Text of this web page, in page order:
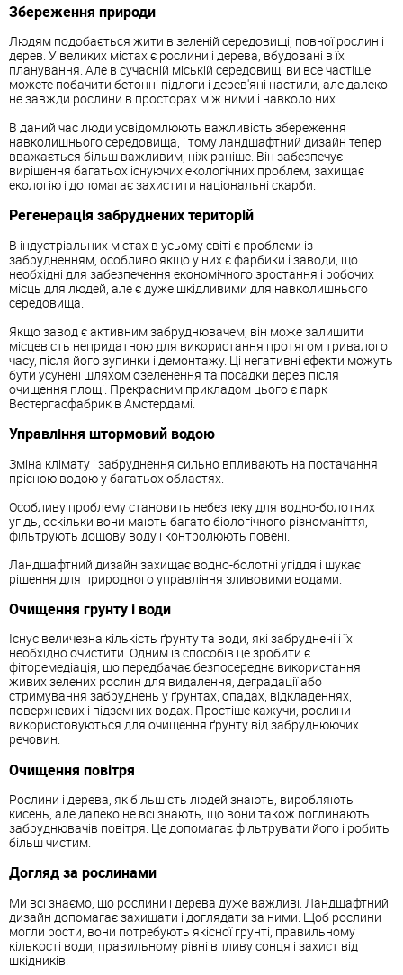
Збереження природи
Людям подобається жити в зеленій середовищі, повної рослин і
дерев. У великих містах є рослини і дерева, вбудовані в їх
планування. Але в сучасній міській середовищі ви все частіше
можете побачити бетонні підлоги і дерев'яні настили, але далеко
не завжди рослини в просторах між ними і навколо них.
В даний час люди усвідомлюють важливість збереження
навколишнього середовища, і тому ландшафтний дизайн тепер
вважається більш важливим, ніж раніше. Він забезпечує
вирішення багатьох існуючих екологічних проблем, захищає
екологію і допомагає захистити національні скарби.
Регенерація забруднених територій
В індустріальних містах в усьому світі є проблеми із
забрудненням, особливо якщо у них є фарбики і заводи, що
необхідні для забезпечення економічного зростання і робочих
місць для людей, але є дуже шкідливими для навколишнього
середовища.
Якщо завод є активним забруднювачем, він може залишити
місцевість непридатною для використання протягом тривалого
часу, після його зупинки і демонтажу. Ці негативні ефекти можуть
бути усунені шляхом озеленення та посадки дерев після
очищення площі. Прекрасним прикладом цього є парк
Вестергасфабрик в Амстердамі.
Управління штормовий водою
Зміна клімату і забруднення сильно впливають на постачання
прісною водою у багатьох областях.
Особливу проблему становить небезпеку для водно-болотних
угідь, оскільки вони мають багато біологічного різноманіття,
фільтрують дощову воду і контролюють повені.
Ландшафтний дизайн захищає водно-болотні угіддя і шукає
рішення для природного управління зливовими водами.
Очищення грунту і води
Існує величезна кількість ґрунту та води, які забруднені і їх
необхідно очистити. Одним із способів це зробити є
фіторемедіація, що передбачає безпосереднє використання
живих зелених рослин для видалення, деградації або
стримування забруднень у ґрунтах, опадах, відкладеннях,
поверхневих і підземних водах. Простіше кажучи, рослини
використовуються для очищення ґрунту від забруднюючих
речовин.
Очищення повітря
Рослини і дерева, як більшість людей знають, виробляють
кисень, але далеко не всі знають, що вони також поглинають
забруднювачів повітря. Це допомагає фільтрувати його і робить
більш чистим.
Догляд за рослинами
Ми всі знаємо, що рослини і дерева дуже важливі. Ландшафтний
дизайн допомагає захищати і доглядати за ними. Щоб рослини
могли рости, вони потребують якісної грунті, правильному
кількості води, правильному рівні впливу сонця і захист від
шкідників.